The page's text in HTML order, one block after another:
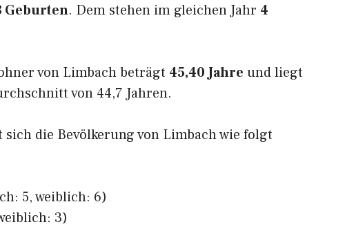
Geburten. Dem stehen im gleichen Jahr 4
von Limbach beträgt 45,40 Jahre und liegt
von 44,7 Jahren.
die Bevölkerung von Limbach wie folgt
5, weiblich: 6)
3)